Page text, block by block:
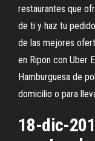
restaurantes que
de ti y haz tu
de las mejores
en Ripon con Uber
Hamburguesa de
domicilio o para
18-dic-